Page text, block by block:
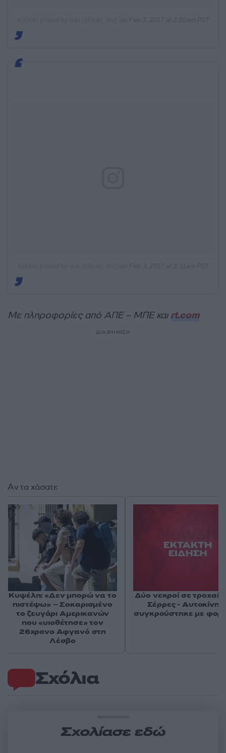
Με πληροφορίες από ΑΠΕ – ΜΠΕ και rt.com
ΔΙΑΦΗΜΙΣΗ
Σχόλια
Σχολίασε εδώ
Αν τα χάσατε
Κυψέλη: «Δεν μπορώ να το
πιστέψω» – Σοκαρισμένο
το ζευγάρι Αμερικανών
που «υιοθέτησε» τον
26χρονο Αφγανό στη
Λέσβο
Δύο νεκροί σε τροχαίο
Σέρρες -
συγκρούστηκε με